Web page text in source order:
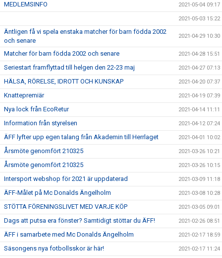
MEDLEMSINFO 2021-05-04 09:17
2021-05-03 15:22
Äntligen få vi spela enstaka matcher för barn födda 2002
och senare
2021-04-29 10:30
Matcher för barn födda 2002 och senare 2021-04-28 15:51
Seriestart framflyttad till helgen den 22-23 maj 2021-04-27 07:13
HÄLSA, RÖRELSE, IDROTT OCH KUNSKAP 2021-04-20 07:37
Knattepremiär 2021-04-19 07:39
Nya lock från EcoRetur 2021-04-14 11:11
Information från styrelsen 2021-04-12 07:24
ÄFF lyfter upp egen talang från Akademin till Herrlaget 2021-04-01 10:02
Årsmöte genomfört 210325 2021-03-26 10:21
Årsmöte genomfört 210325 2021-03-26 10:15
Intersport webshop för 2021 är uppdaterad 2021-03-09 11:18
ÄFF-Målet på Mc Donalds Ängelholm 2021-03-08 10:28
STÖTTA FÖRENINGSLIVET MED VARJE KÖP 2021-03-05 09:01
Dags att putsa era fönster? Samtidigt stöttar du ÄFF! 2021-02-26 08:51
ÄFF i samarbete med Mc Donalds Ängelholm 2021-02-17 18:59
Säsongens nya fotbollsskor är här! 2021-02-17 11:24